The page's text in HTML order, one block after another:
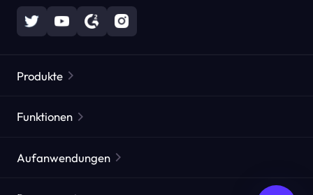
Produkte
Statische Residential Proxies
Funktionen
Aufanwendungen